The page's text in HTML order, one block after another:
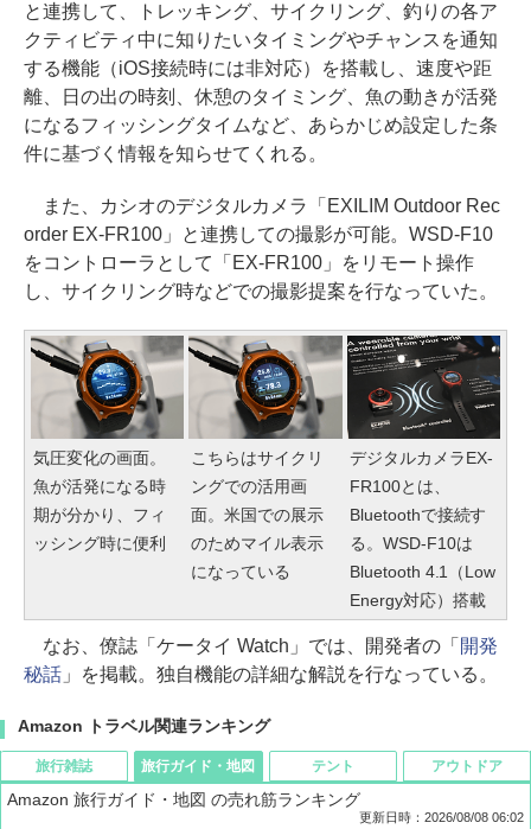
と連携して、トレッキング、サイクリング、釣りの各ア
クティビティ中に知りたいタイミングやチャンスを通知
する機能（iOS接続時には非対応）を搭載し、速度や距
離、日の出の時刻、休憩のタイミング、魚の動きが活発
になるフィッシングタイムなど、あらかじめ設定した条
件に基づく情報を知らせてくれる。
また、カシオのデジタルカメラ「EXILIM Outdoor Rec
order EX-FR100」と連携しての撮影が可能。WSD-F10
をコントローラとして「EX-FR100」をリモート操作
し、サイクリング時などでの撮影提案を行なっていた。
気圧変化の画面。
魚が活発になる時
期が分かり、フィ
ッシング時に便利
こちらはサイクリ
ングでの活用画
面。米国での展示
のためマイル表示
になっている
デジタルカメラEX-
FR100とは、
Bluetoothで接続す
る。WSD-F10は
Bluetooth 4.1（Low
Energy対応）搭載
なお、僚誌「ケータイ Watch」では、開発者の「 開発
秘話」を掲載。独自機能の詳細な解説を行なっている。
Amazon トラベル関連ランキング
旅行雑誌 旅行ガイド・地図
Amazon 旅行ガイド・地図 の売れ筋ランキング
更新日時：2026/08/08 06:02
テント アウトドア